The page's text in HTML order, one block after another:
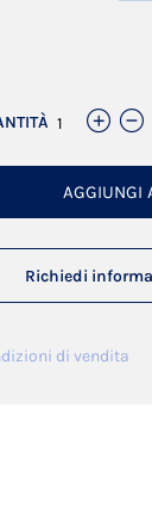
AGGIUNGI
Richiedi
di vendita